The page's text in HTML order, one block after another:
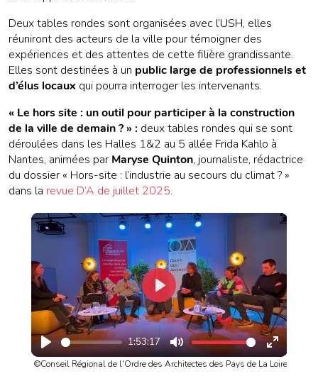
Deux tables rondes sont organisées avec l’USH, elles
réuniront des acteurs de la ville pour témoigner des
expériences et des attentes de cette filière grandissante.
Elles sont destinées à un public large de professionnels et
d’élus locaux qui pourra interroger les intervenants.
« Le hors site : un outil pour participer à la construction
de la ville de demain ? » : deux tables rondes qui se sont
déroulées dans les Halles 1&2 au 5 allée Frida Kahlo à
Nantes, animées par Maryse Quinton, journaliste, rédactrice
du dossier « Hors-site : l’industrie au secours du climat ? »
dans la revue D’A de juillet 2025.
Play
1:53:17
Mute
Enter
Play
©Conseil Régional de l'Ordre des Architectes des Pays de La Loire